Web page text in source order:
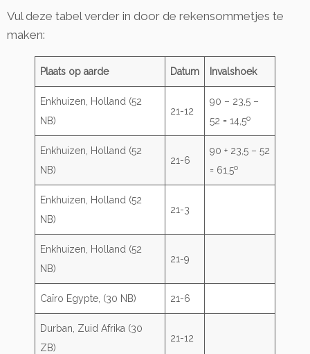
Vul deze tabel verder in door de rekensommetjes te
maken:
Plaats op aarde Datum Invalshoek
Enkhuizen, Holland (52
NB)
21-12
90 – 23,5 –
52 = 14,5o
Enkhuizen, Holland (52
NB)
21-6
90 + 23,5 – 52
= 61,5o
Enkhuizen, Holland (52
NB)
21-3
Enkhuizen, Holland (52
NB)
21-9
Caïro Egypte, (30 NB) 21-6
Durban, Zuid Afrika (30
ZB)
21-12